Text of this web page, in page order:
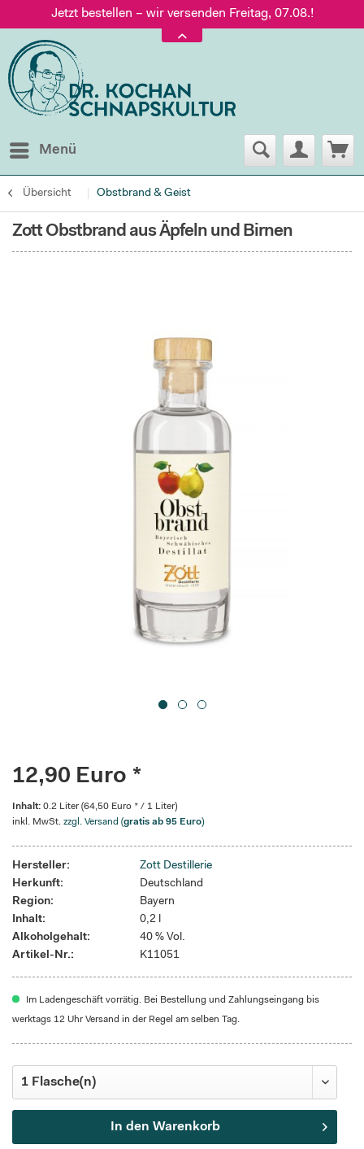
Jetzt bestellen – wir versenden Freitag, 07.08.!
Versand nur 5,60 €, gratis ab 95 € Warenwert
Jetzt bestellen – wir versenden Freitag, 07.08.!
Menü
Übersicht Obstbrand & Geist
Zott Obstbrand aus Äpfeln und Birnen
12,90 Euro *
Inhalt: 0.2 Liter (64,50 Euro * / 1 Liter)
inkl. MwSt. zzgl. Versand (gratis ab 95 Euro)
Hersteller:
Zott Destillerie
Herkunft:
Deutschland
Region:
Bayern
Inhalt:
0,2 l
Alkoholgehalt:
40 % Vol.
Artikel-Nr.:
K11051
Im Ladengeschäft vorrätig. Bei Bestellung und Zahlungseingang bis
werktags 12 Uhr Versand in der Regel am selben Tag.
In den Warenkorb